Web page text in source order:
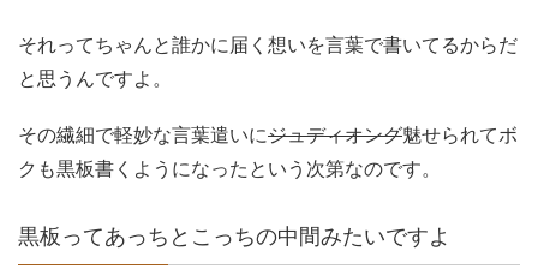
それってちゃんと誰かに届く想いを言葉で書いてるからだ
と思うんですよ。
その繊細で軽妙な言葉遣いにジュディオング魅せられてボ
クも黒板書くようになったという次第なのです。
黒板ってあっちとこっちの中間みたいですよ